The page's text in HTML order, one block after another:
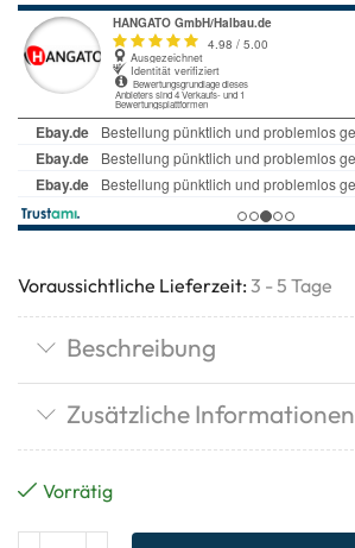
Voraussichtliche Lieferzeit: 3 - 5 Tage
Beschreibung
Zusätzliche Informationen
Vorrätig